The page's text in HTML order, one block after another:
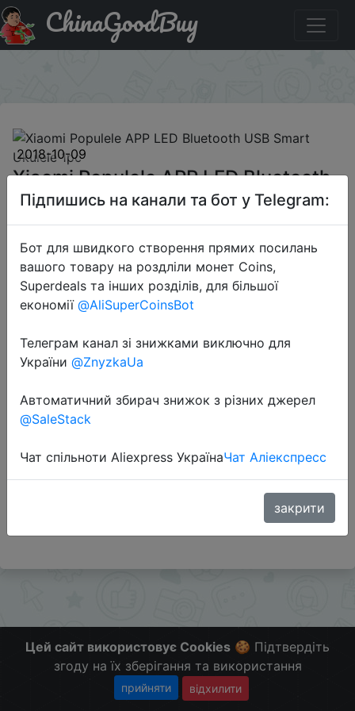
Промокод на знижку GBXPA8-14 Xiaomi Populele APP
LED Bluetooth USB Smart Ukulele 1pc
ChinaGoodBuy
2018-10-09
Xiaomi Populele APP LED Bluetooth
USB Smart Ukulele 1pc
$74.99
Перейти до магазину
Додаткова інформація відсутня.
Слідкуйте за знижками на мобільному, в телеграм
Цей сайт використовує Cookies 🍪 Підтвердіть
згоду на їх зберігання та використання
прийняти відхилити
Підпишись на канали та бот у Telegram:
Бот для швидкого створення прямих посилань
вашого товару на роздліли монет Coins,
Superdeals та інших розділів, для більшої
економії @AliSuperCoinsBot
Телеграм канал зі знижками виключно для
України @ZnyzkaUa
Автоматичний збирач знижок з різних джерел
@SaleStack
Чат спільноти Aliexpress УкраїнаЧат Аліекспресс
закрити